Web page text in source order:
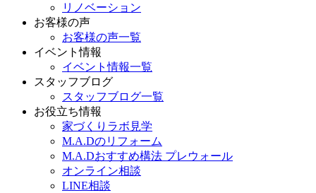
リノベーション
お客様の声
お客様の声一覧
イベント情報
イベント情報一覧
スタッフブログ
スタッフブログ一覧
お役立ち情報
家づくりラボ見学
M.A.Dのリフォーム
M.A.Dおすすめ構法 プレウォール
オンライン相談
LINE相談